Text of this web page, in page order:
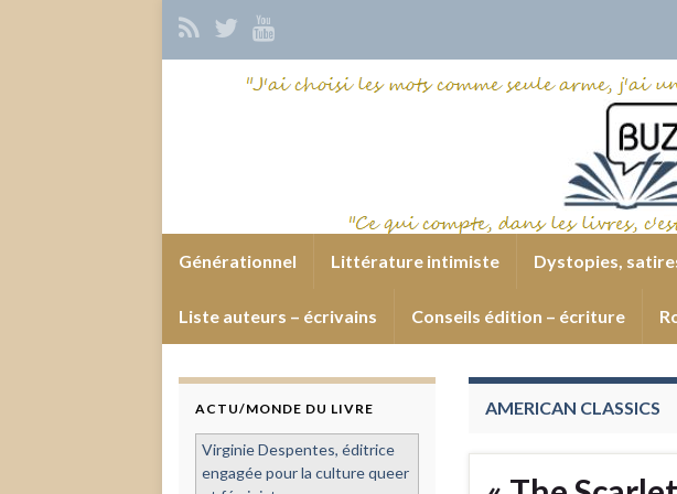
Générationnel Littérature intimiste Dystopies,
Liste auteurs – écrivains Conseils édition – écriture
AMERICAN CLASSICS
ACTU/MONDE DU LIVRE
Virginie Despentes, éditrice
engagée pour la culture queer